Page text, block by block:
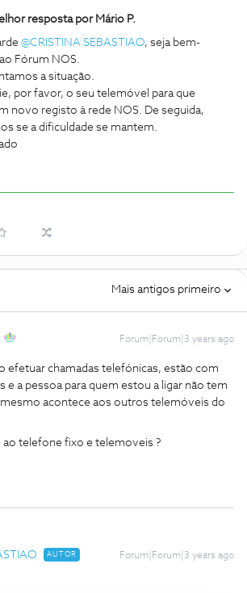
resposta porMário P.
@CRISTINA SEBASTIAO, seja bem-
Fórum NOS.
a situação.
por favor, o seu telemóvel para que
novo registo à rede NOS. De seguida,
se a dificuldade se mantem.
Mais antigos primeiro
Forum|Forum|3 years ago
efetuar chamadas telefónicas, estão com
e a pessoa para quem estou a ligar não tem
acontece aos outros telemóveis do
ao telefone fixo e telemoveis ?
AUTOR Forum|Forum|3 years ago